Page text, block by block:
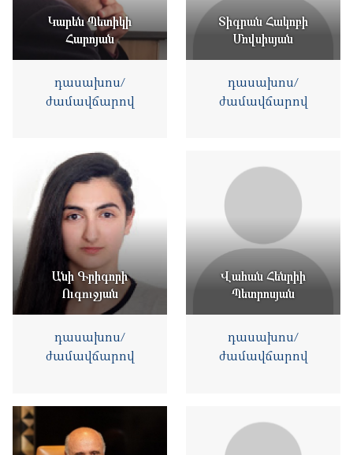
Կարեն Պետիկի
Հարոյան
դասախոս/
ժամավճարով
Տիգրան Հակոբի
Մովսիսյան
դասախոս/
ժամավճարով
Անի Գրիգորի
Ուգուջյան
դասախոս/
ժամավճարով
Վահան Հենրիի
Պետրոսյան
դասախոս/
ժամավճարով